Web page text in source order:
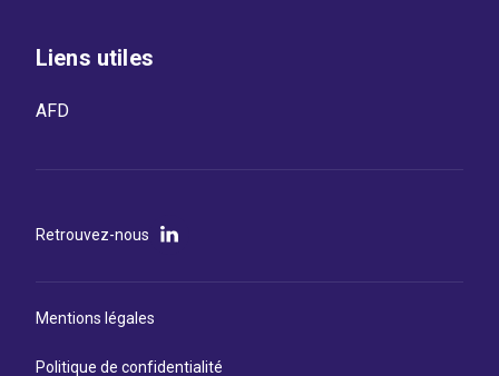
Liens utiles
AFD
Mentions légales
Politique de confidentialité
Retrouvez-nous